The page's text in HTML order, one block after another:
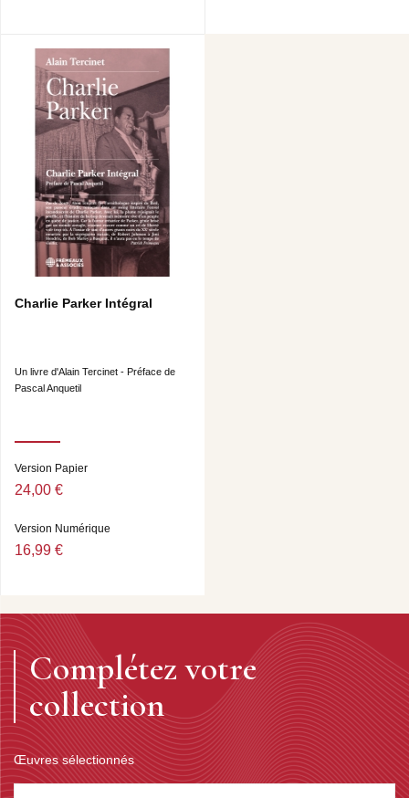
AND DAY - ALMOST LIKE BEING IN LOVE - I CAN’T GET
STARTED - WHAT IS THIS THING CALLED LOVE ? •
CHARLIE PARKER / DIZZY GILLESPIE Channel 5 TV,
NYC, 24/2/1952 : HOT HOUSE • JERRY JEROME ALL
STARS Loew’s Theatre, Brooklyn, 25/3/1952 : COOL
BLUES - ORNITHOLOGY.
Charlie Parker Intégral
Un livre d'Alain Tercinet - Préface de
Pascal Anquetil
Version Papier
24,00 €
Version Numérique
16,99 €
Complétez votre
collection
Œuvres sélectionnés